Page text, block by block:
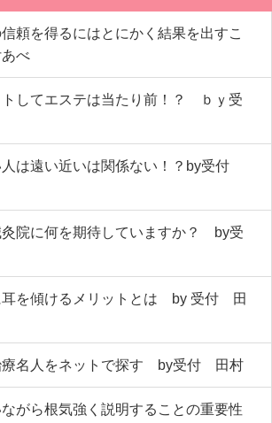
頼を得るにはとにかく結果を出すこ
べ
してエステは当たり前！？ ｂｙ受
は遠い近いは関係ない！？by受付
灸院に何を期待していますか？ by受
耳を傾けるメリットとは by 受付 田
療名人をネットで探す by受付 田村
がら根気強く説明することの重要性